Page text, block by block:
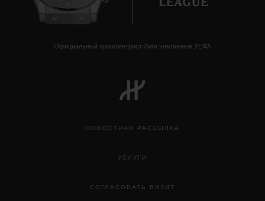
Официальный хронометрист Лиги чемпионов УЕФА
НОВОСТНАЯ РАССЫЛКА
УСЛУГИ
СОГЛАСОВАТЬ ВИЗИТ